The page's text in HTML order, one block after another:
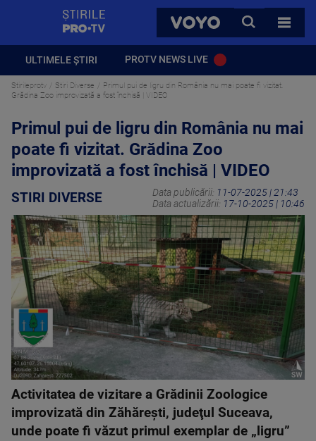
VOYO
CAUTA
TOATE
ULTIMELE ȘTIRI PROTV NEWS LIVE
Stirileprotv Stiri Diverse
Primul pui de ligru din România nu mai poate fi vizitat.
Grădina Zoo improvizată a fost închisă | VIDEO
Primul pui de ligru din România nu mai
poate fi vizitat. Grădina Zoo
improvizată a fost închisă | VIDEO
STIRI DIVERSE Data publicării: 11-07-2025 | 21:43
Data actualizării: 17-10-2025 | 10:46
Activitatea de vizitare a Grădinii Zoologice
improvizată din Zăhăreşti, judeţul Suceava,
unde poate fi văzut primul exemplar de „ligru”